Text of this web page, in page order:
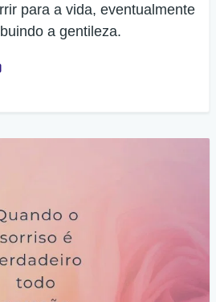
para a vida, eventualmente
a gentileza.